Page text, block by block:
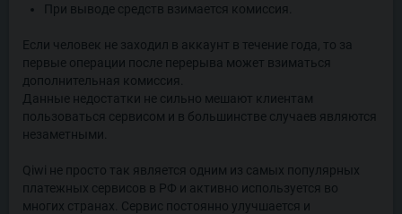
При выводе средств взимается комиссия.
Если человек не заходил в аккаунт в течение года, то за
первые операции после перерыва может взиматься
дополнительная комиссия.
Данные недостатки не сильно мешают клиентам
пользоваться сервисом и в большинстве случаев являются
незаметными.
Qiwi не просто так является одним из самых популярных
платежных сервисов в РФ и активно используется во
многих странах. Сервис постоянно улучшается и